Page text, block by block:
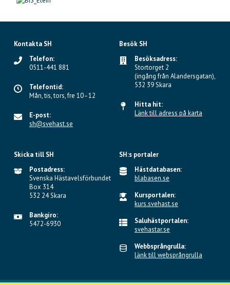
Kontakta SH
Telefon:
0511-441 881
Telefontid:
Mån, tis, tors, fre 10–12
E-post:
sh@svehast.se
Besök SH
Besöksadress:
Stortorget 2
(ingång från Alandersgatan),
532 39 Skara
Hitta hit:
Länk till adress på karta
Skicka till SH
Postadress:
Svenska Hästavelsförbundet
Box 314
532 24 Skara
Bankgiro:
5472-6930
SH:s portaler
Hästdatabasen:
blabasen.se
Kursportalen:
kurs.svehast.se
Saluhästportalen:
svehastar.se
Webbsprångrulla:
länk till websprångrulla